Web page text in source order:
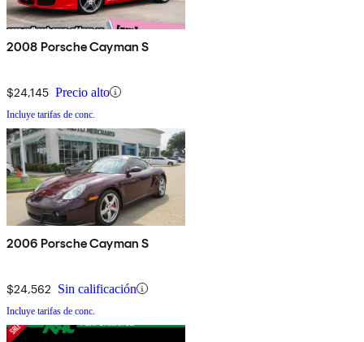
2008 Porsche Cayman S
$24,145 Precio alto
Incluye tarifas de conc.
2006 Porsche Cayman S
$24,562 Sin calificación
Incluye tarifas de conc.